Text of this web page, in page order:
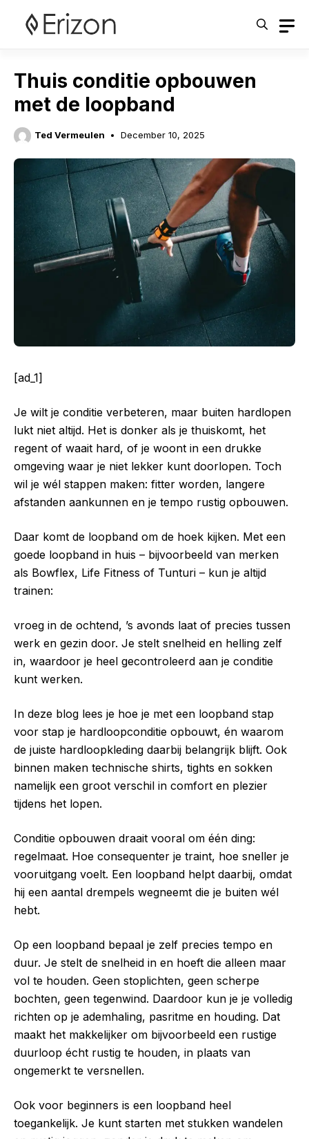
Thuis conditie opbouwen
met de loopband
Ted Vermeulen December 10, 2025
[ad_1]
Je wilt je conditie verbeteren, maar buiten hardlopen
lukt niet altijd. Het is donker als je thuiskomt, het
regent of waait hard, of je woont in een drukke
omgeving waar je niet lekker kunt doorlopen. Toch
wil je wél stappen maken: fitter worden, langere
afstanden aankunnen en je tempo rustig opbouwen.
Daar komt de loopband om de hoek kijken. Met een
goede loopband in huis – bijvoorbeeld van merken
als Bowflex, Life Fitness of Tunturi – kun je altijd
trainen:
vroeg in de ochtend, ’s avonds laat of precies tussen
werk en gezin door. Je stelt snelheid en helling zelf
in, waardoor je heel gecontroleerd aan je conditie
kunt werken.
In deze blog lees je hoe je met een loopband stap
voor stap je hardloopconditie opbouwt, én waarom
de juiste hardloopkleding daarbij belangrijk blijft. Ook
binnen maken technische shirts, tights en sokken
namelijk een groot verschil in comfort en plezier
tijdens het lopen.
Conditie opbouwen draait vooral om één ding:
regelmaat. Hoe consequenter je traint, hoe sneller je
vooruitgang voelt. Een loopband helpt daarbij, omdat
hij een aantal drempels wegneemt die je buiten wél
hebt.
Op een loopband bepaal je zelf precies tempo en
duur. Je stelt de snelheid in en hoeft die alleen maar
vol te houden. Geen stoplichten, geen scherpe
bochten, geen tegenwind. Daardoor kun je je volledig
richten op je ademhaling, pasritme en houding. Dat
maakt het makkelijker om bijvoorbeeld een rustige
duurloop écht rustig te houden, in plaats van
ongemerkt te versnellen.
Ook voor beginners is een loopband heel
toegankelijk. Je kunt starten met stukken wandelen